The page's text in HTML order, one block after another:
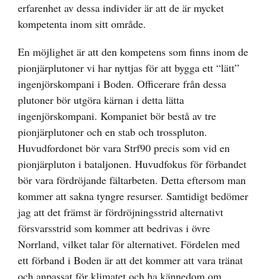
erfarenhet av dessa individer är att de är mycket
kompetenta inom sitt område.
En möjlighet är att den kompetens som finns inom de
pionjärplutoner vi har nyttjas för att bygga ett “lätt”
ingenjörskompani i Boden. Officerare från dessa
plutoner bör utgöra kärnan i detta lätta
ingenjörskompani. Kompaniet bör bestå av tre
pionjärplutoner och en stab och trosspluton.
Huvudfordonet bör vara Strf90 precis som vid en
pionjärpluton i bataljonen. Huvudfokus för förbandet
bör vara fördröjande fältarbeten. Detta eftersom man
kommer att sakna tyngre resurser. Samtidigt bedömer
jag att det främst är fördröjningsstrid alternativt
försvarsstrid som kommer att bedrivas i övre
Norrland, vilket talar för alternativet. Fördelen med
ett förband i Boden är att det kommer att vara tränat